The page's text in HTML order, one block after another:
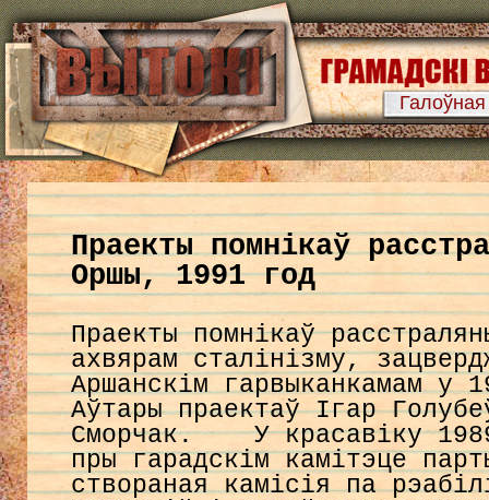
Галоўная
Праекты помнікаў
Оршы, 1991 год
Праекты помнікаў
ахвярам сталінізму,
Аршанскім гарвыканкамам у
Аўтары праектаў Ігар
Сморчак. У красавіку
пры гарадскім камітэце
створаная камісія па